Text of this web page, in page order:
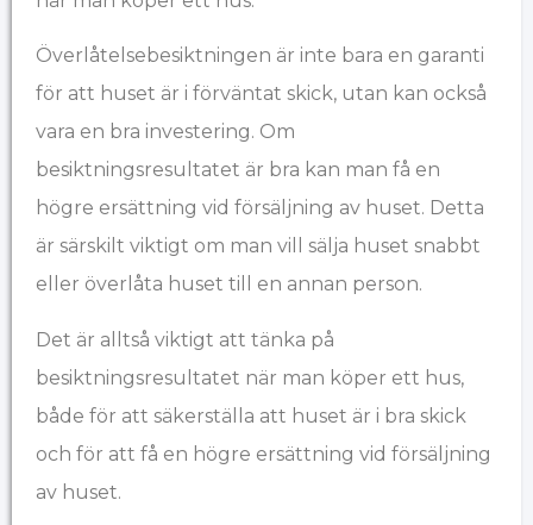
Överlåtelsebesiktningen är inte bara en garanti
för att huset är i förväntat skick, utan kan också
vara en bra investering. Om
besiktningsresultatet är bra kan man få en
högre ersättning vid försäljning av huset. Detta
är särskilt viktigt om man vill sälja huset snabbt
eller överlåta huset till en annan person.
Det är alltså viktigt att tänka på
besiktningsresultatet när man köper ett hus,
både för att säkerställa att huset är i bra skick
och för att få en högre ersättning vid försäljning
av huset.